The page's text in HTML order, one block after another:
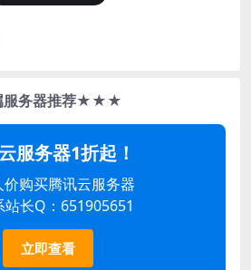
务器推荐★★★
服务器1折起！
价购买腾讯云服务器
站长Q：651905651
立即查看